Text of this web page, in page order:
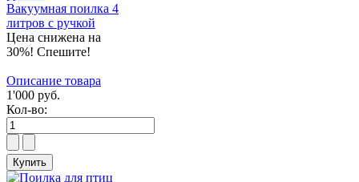
Вакуумная поилка 4
литров с ручкой
Цена снижена на
30%! Спешите!
Описание товара
1'000 руб.
Кол-во: